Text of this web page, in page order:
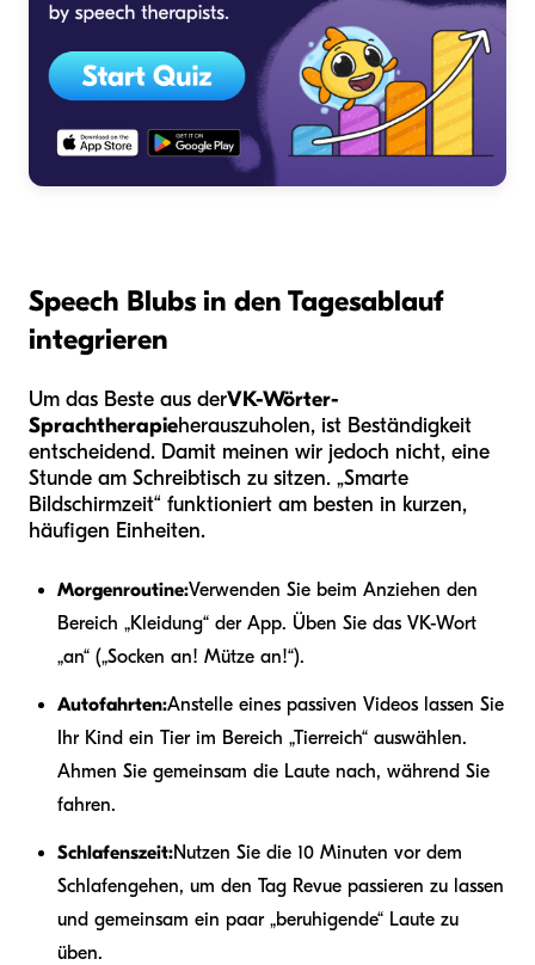
Speech Blubs in den Tagesablauf
integrieren
Um das Beste aus derVK-Wörter-
Sprachtherapieherauszuholen, ist Beständigkeit
entscheidend. Damit meinen wir jedoch nicht, eine
Stunde am Schreibtisch zu sitzen. „Smarte
Bildschirmzeit“ funktioniert am besten in kurzen,
häufigen Einheiten.
Morgenroutine:Verwenden Sie beim Anziehen den
Bereich „Kleidung“ der App. Üben Sie das VK-Wort
„an“ („Socken an! Mütze an!“).
Autofahrten:Anstelle eines passiven Videos lassen Sie
Ihr Kind ein Tier im Bereich „Tierreich“ auswählen.
Ahmen Sie gemeinsam die Laute nach, während Sie
fahren.
Schlafenszeit:Nutzen Sie die 10 Minuten vor dem
Schlafengehen, um den Tag Revue passieren zu lassen
und gemeinsam ein paar „beruhigende“ Laute zu
üben.